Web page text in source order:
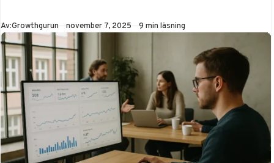
Lär dig välja rätt
expert i Sverige,
kostnader 2025,
trender som AI och
steg-för-steg
vägledning för
samarbete. Öka din
organiska trafik
effektivt!
Av:Growthgurun Publicerad
november 7, 2025 9 min läsning